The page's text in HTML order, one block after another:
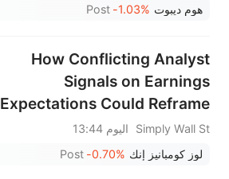
هوم ديبوت -1.03%
Post
How Conflicting Analyst
Signals on Earnings
Expectations Could Reframe
Lowe's (LOW) Risk‑Reward
Profile
Simply Wall St
اليوم 13:44
لوز كومبانيز إنك -0.70%
Post